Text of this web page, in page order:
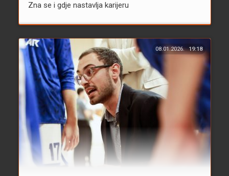
Zna se i gdje nastavlja karijeru
08.01.2026. 19:18